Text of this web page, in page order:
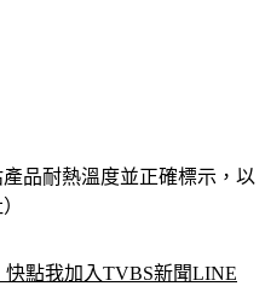
品耐熱溫度並正確標示，以
點我加入TVBS新聞LINE